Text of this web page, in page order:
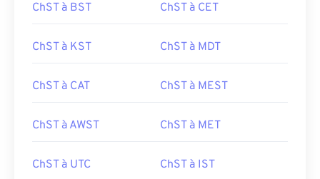
ChST à BST ChST à CET
ChST à KST ChST à MDT
ChST à CAT ChST à MEST
ChST à AWST ChST à MET
ChST à UTC ChST à IST